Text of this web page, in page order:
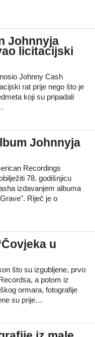
Johnnyja
licitacijski
Johnny Cash
rat prije nego što je
koji su pripadali
Johnnyja
Recordings
78. godišnjicu
izdavanjem albuma
Riječ je o
u
što su izgubljene, prvo
a potom iz
ormara, fotografije
su prije…